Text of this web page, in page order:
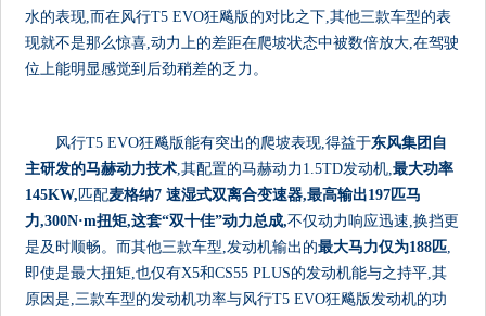
水的表现,而在风行T5 EVO狂飚版的对比之下,其他三款车型的表
现就不是那么惊喜,动力上的差距在爬坡状态中被数倍放大,在驾驶
位上能明显感觉到后劲稍差的乏力。
风行T5 EVO狂飚版能有突出的爬坡表现,得益于东风集团自
主研发的马赫动力技术,其配置的马赫动力1.5TD发动机,最大功率
145KW, 匹配麦格纳7 速湿式双离合变速器,最高输出197匹马
力,300N·m扭矩,这套“双十佳”动力总成,不仅动力响应迅速,换挡更
是及时顺畅。而其他三款车型,发动机输出的最大马力仅为188匹,
即使是最大扭矩,也仅有X5和CS55 PLUS的发动机能与之持平,其
原因是,三款车型的发动机功率与风行T5 EVO狂飚版发动机的功